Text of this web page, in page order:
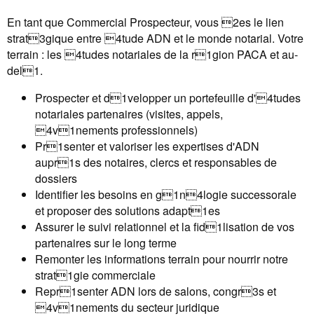
En tant que Commercial Prospecteur, vous 2es le lien
strat3gique entre 4tude ADN et le monde notarial. Votre
terrain : les 4tudes notariales de la r1gion PACA et au-
del1.
Prospecter et d1velopper un portefeuille d'4tudes
notariales partenaires (visites, appels,
4v1nements professionnels)
Pr1senter et valoriser les expertises d'ADN
aupr1s des notaires, clercs et responsables de
dossiers
Identifier les besoins en g1n4logie successorale
et proposer des solutions adapt1es
Assurer le suivi relationnel et la fid1lisation de vos
partenaires sur le long terme
Remonter les informations terrain pour nourrir notre
strat1gie commerciale
Repr1senter ADN lors de salons, congr3s et
4v1nements du secteur juridique